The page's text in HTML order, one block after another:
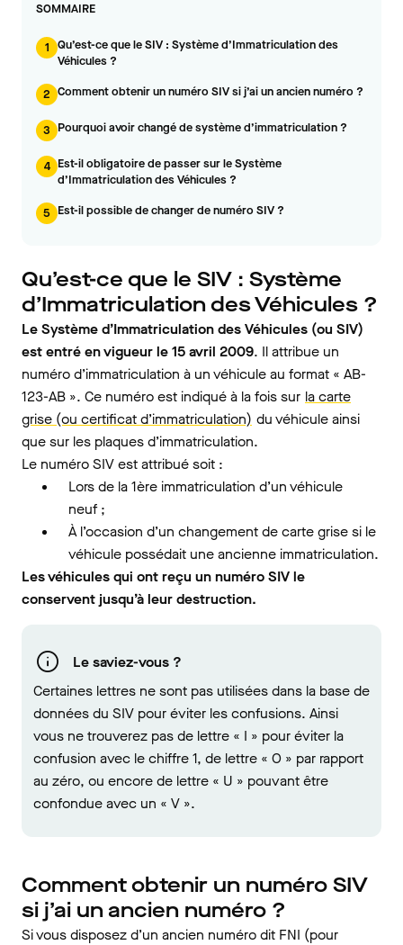
SOMMAIRE
1 Qu’est-ce que le SIV : Système d’Immatriculation des
Véhicules ?
2 Comment obtenir un numéro SIV si j’ai un ancien numéro ?
3 Pourquoi avoir changé de système d’immatriculation ?
4 Est-il obligatoire de passer sur le Système
d’Immatriculation des Véhicules ?
5 Est-il possible de changer de numéro SIV ?
Qu’est-ce que le SIV : Système
d’Immatriculation des Véhicules ?
Le Système d’Immatriculation des Véhicules (ou SIV)
est entré en vigueur le 15 avril 2009. Il attribue un
numéro d’immatriculation à un véhicule au format « AB-
123-AB ». Ce numéro est indiqué à la fois sur la carte
grise (ou certificat d’immatriculation) du véhicule ainsi
que sur les plaques d’immatriculation.
Le numéro SIV est attribué soit :
Lors de la 1ère immatriculation d’un véhicule
neuf ;
À l’occasion d’un changement de carte grise si le
véhicule possédait une ancienne immatriculation.
Les véhicules qui ont reçu un numéro SIV le
conservent jusqu’à leur destruction.
Le saviez-vous ?
Certaines lettres ne sont pas utilisées dans la base de
données du SIV pour éviter les confusions. Ainsi
vous ne trouverez pas de lettre « I » pour éviter la
confusion avec le chiffre 1, de lettre « O » par rapport
au zéro, ou encore de lettre « U » pouvant être
confondue avec un « V ».
Comment obtenir un numéro SIV
si j’ai un ancien numéro ?
Si vous disposez d’un ancien numéro dit FNI (pour